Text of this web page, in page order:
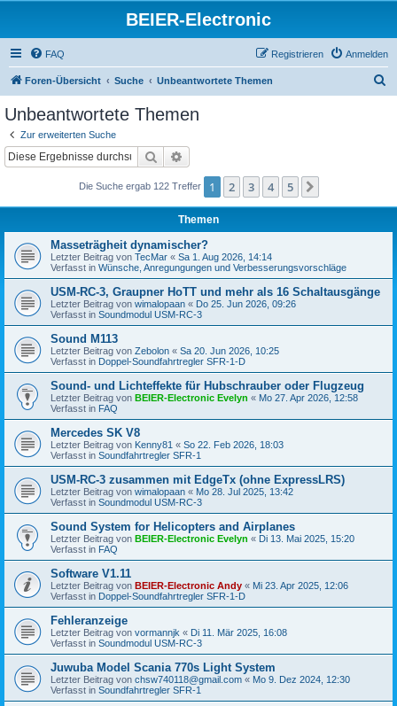
BEIER-Electronic
FAQ Anmelden
Registrieren
Foren-Übersicht Suche Unbeantwortete Themen
Unbeantwortete Themen
Zur erweiterten Suche
Suche
Die Suche ergab 122 Treffer 1 2 3 4 5
Themen
Masseträgheit dynamischer?
Letzter Beitrag von TecMar « Sa 1. Aug 2026, 14:14
Verfasst in Wünsche, Anregungungen und Verbesserungsvorschläge
USM-RC-3, Graupner HoTT und mehr als 16 Schaltausgänge
Letzter Beitrag von wimalopaan « Do 25. Jun 2026, 09:26
Verfasst in Soundmodul USM-RC-3
Sound M113
Letzter Beitrag von Zebolon « Sa 20. Jun 2026, 10:25
Verfasst in Doppel-Soundfahrtregler SFR-1-D
Sound- und Lichteffekte für Hubschrauber oder Flugzeug
Letzter Beitrag von BEIER-Electronic Evelyn « Mo 27. Apr 2026, 12:58
Verfasst in FAQ
Mercedes SK V8
Letzter Beitrag von Kenny81 « So 22. Feb 2026, 18:03
Verfasst in Soundfahrtregler SFR-1
USM-RC-3 zusammen mit EdgeTx (ohne ExpressLRS)
Letzter Beitrag von wimalopaan « Mo 28. Jul 2025, 13:42
Verfasst in Soundmodul USM-RC-3
Sound System for Helicopters and Airplanes
Letzter Beitrag von BEIER-Electronic Evelyn « Di 13. Mai 2025, 15:20
Verfasst in FAQ
Software V1.11
Letzter Beitrag von BEIER-Electronic Andy « Mi 23. Apr 2025, 12:06
Verfasst in Doppel-Soundfahrtregler SFR-1-D
Fehleranzeige
Letzter Beitrag von vormannjk « Di 11. Mär 2025, 16:08
Verfasst in Soundmodul USM-RC-3
Juwuba Model Scania 770s Light System
Letzter Beitrag von chsw740118@gmail.com « Mo 9. Dez 2024, 12:30
Verfasst in Soundfahrtregler SFR-1